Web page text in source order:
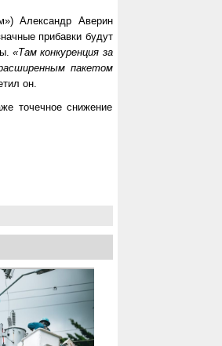
Александр Аверин
прибавки будут
«Там конкуренция за
пакетом
он.
точечное снижение